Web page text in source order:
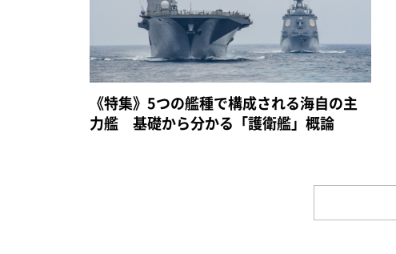
《特集》5つの艦種で構成される海自の主
力艦 基礎から分かる「護衛艦」概論